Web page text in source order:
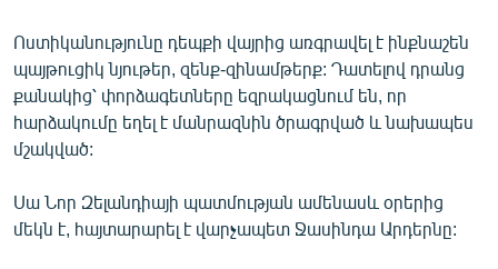
ՀԵՏԵՎԵՔ ՄԵԶ
«Ազատության» բոլոր կայքերը
Ոստիկանությունը դեպքի վայրից առգրավել է ինքնաշեն
պայթուցիկ նյութեր, զենք-զինամթերք: Դատելով դրանց
քանակից՝ փորձագետները եզրակացնում են, որ
հարձակումը եղել է մանրազնին ծրագրված և նախապես
մշակված:
Սա Նոր Զելանդիայի պատմության ամենասև օրերից
մեկն է, հայտարարել է վարչապետ Ջասինդա Արդերնը: